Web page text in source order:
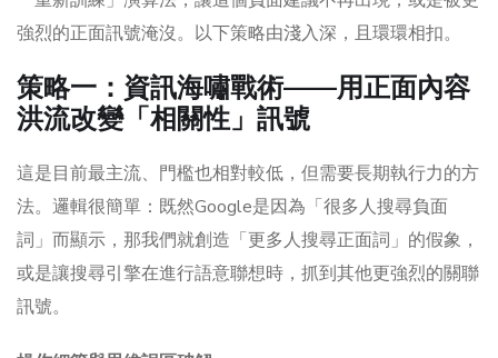
強烈的正面訊號淹沒。以下策略由淺入深，且環環相扣。
策略一：資訊海嘯戰術——用正面內容
洪流改變「相關性」訊號
這是目前最主流、門檻也相對較低，但需要長期執行力的方
法。邏輯很簡單：既然Google是因為「很多人搜尋負面
詞」而顯示，那我們就創造「更多人搜尋正面詞」的假象，
或是讓搜尋引擎在進行語意聯想時，抓到其他更強烈的關聯
訊號。